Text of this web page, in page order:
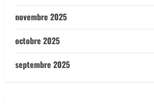
novembre 2025
octobre 2025
septembre 2025